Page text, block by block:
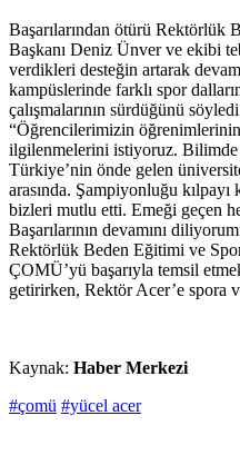
Başarılarından ötürü
Başkanı Deniz Ünver ve ekibi
verdikleri desteğin artarak
kampüslerinde farklı spor
çalışmalarının sürdüğünü
“Öğrencilerimizin öğrenimlerinin
ilgilenmelerini istiyoruz. Bilimde
Türkiye’nin önde gelen
arasında. Şampiyonluğu kılpayı
bizleri mutlu etti. Emeği geçen
Başarılarının devamını
Rektörlük Beden Eğitimi ve
ÇOMÜ’yü başarıyla temsil
getirirken, Rektör Acer’e spora
Kaynak: Haber Merkezi
#çomü #yücel acer